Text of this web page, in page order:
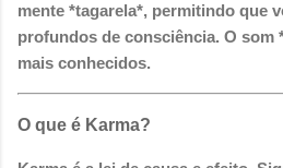
mente *tagarela*, permitindo que
profundos de consciência. O som
mais conhecidos.
O que é Karma?